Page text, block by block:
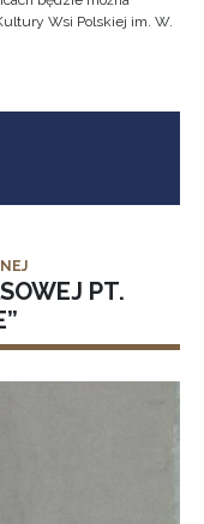
Wsi Polskiej im. W.
PT.